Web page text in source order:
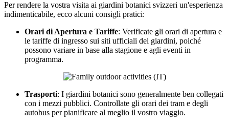
Per rendere la vostra visita ai giardini botanici svizzeri un'esperienza
indimenticabile, ecco alcuni consigli pratici:
Orari di Apertura e Tariffe: Verificate gli orari di apertura e
le tariffe di ingresso sui siti ufficiali dei giardini, poiché
possono variare in base alla stagione e agli eventi in
programma.
Trasporti: I giardini botanici sono generalmente ben collegati
con i mezzi pubblici. Controllate gli orari dei tram e degli
autobus per pianificare al meglio il vostro viaggio.